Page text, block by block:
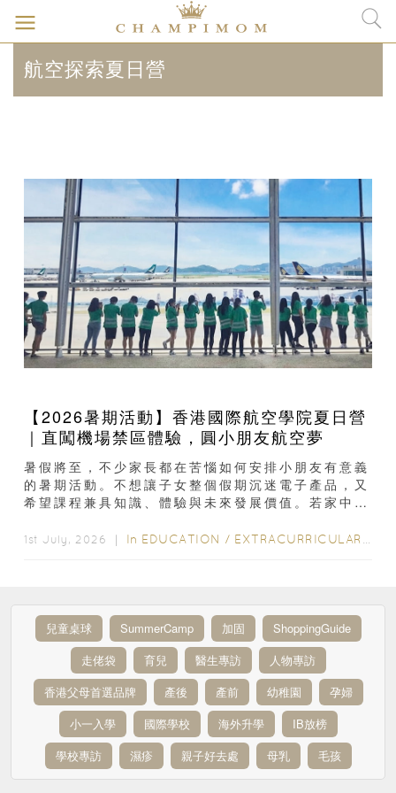
航空探索夏日營
【2026暑期活動】香港國際航空學院夏日營
｜直闖機場禁區體驗，圓小朋友航空夢
暑假將至，不少家長都在苦惱如何安排小朋友有意義
的暑期活動。不想讓子女整個假期沉迷電子產品，又
希望課程兼具知識、體驗與未來發展價值。若家中
1st July, 2026 ｜ In EDUCATION / EXTRACURRICULAR ACTIVITIES
兒童桌球 SummerCamp 加固
ShoppingGuide
走佬袋
育兒 醫生專訪
人物專訪
香港父母首選品牌
產後 產前 幼稚園
孕婦
小一入學
國際學校 海外升學
IB放榜
學校專訪
濕疹 親子好去處 母乳 毛孩